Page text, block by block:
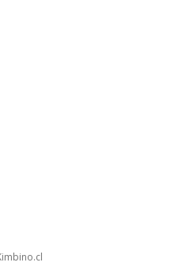
kimbino.cl